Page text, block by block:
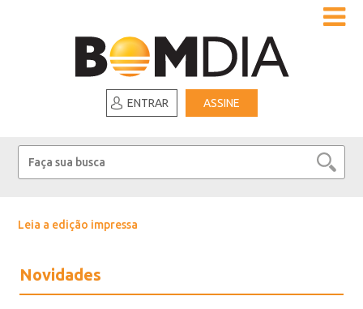
ENTRAR ASSINE
Leia a edição impressa
Novidades